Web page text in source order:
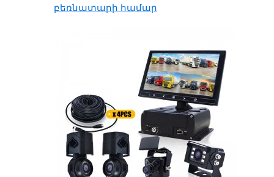
բեռնատարի համար